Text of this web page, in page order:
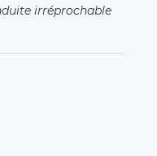
irréprochable